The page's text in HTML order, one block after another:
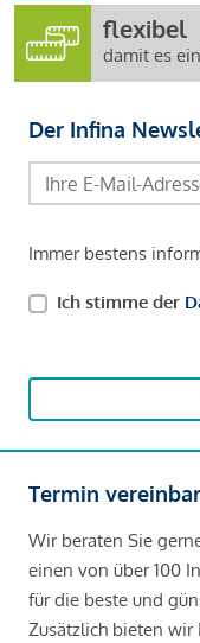
flexibel
damit es
Der Infina
Immer bestens
Ich stimme der
Termin
Wir beraten Sie
einen von über 100
für die beste und
Zusätzlich bieten